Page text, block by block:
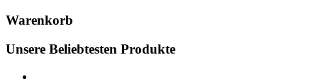
Warenkorb
Unsere Beliebtesten Produkte